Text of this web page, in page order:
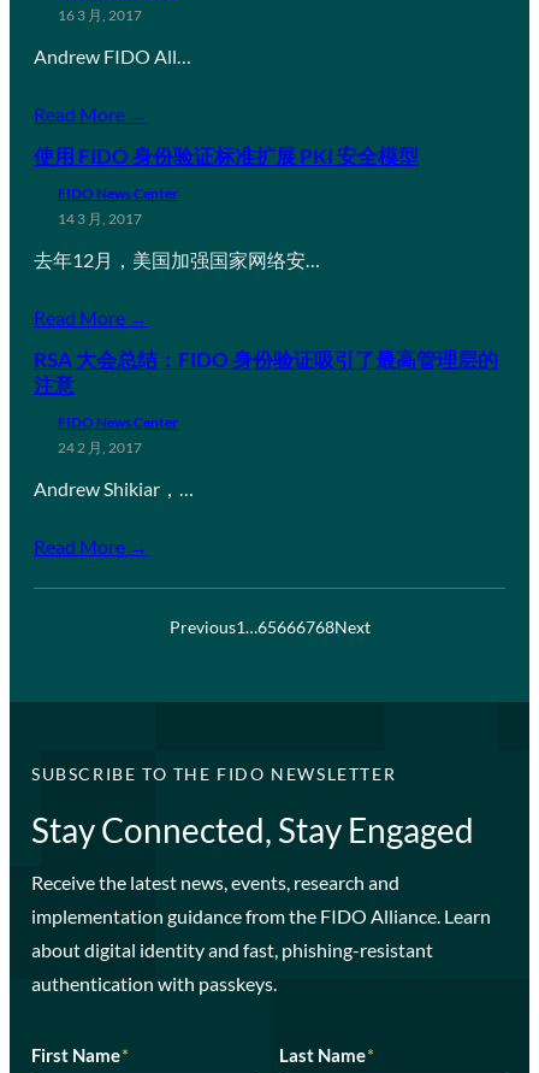
16 3 月, 2017
Andrew FIDO All…
Read More →
使用 FIDO 身份验证标准扩展 PKI 安全模型
FIDO News Center
14 3 月, 2017
去年12月，美国加强国家网络安…
Read More →
RSA 大会总结：FIDO 身份验证吸引了最高管理层的
注意
FIDO News Center
24 2 月, 2017
Andrew Shikiar，…
Read More →
Previous1…65666768Next
SUBSCRIBE TO THE FIDO NEWSLETTER
Stay Connected, Stay Engaged
Receive the latest news, events, research and
implementation guidance from the FIDO Alliance. Learn
about digital identity and fast, phishing-resistant
authentication with passkeys.
First Name* Last Name*